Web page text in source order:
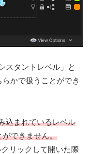
スタントレベル」と
らかで扱うことができ
込まれているレベル
ができません。
リックして開いた際